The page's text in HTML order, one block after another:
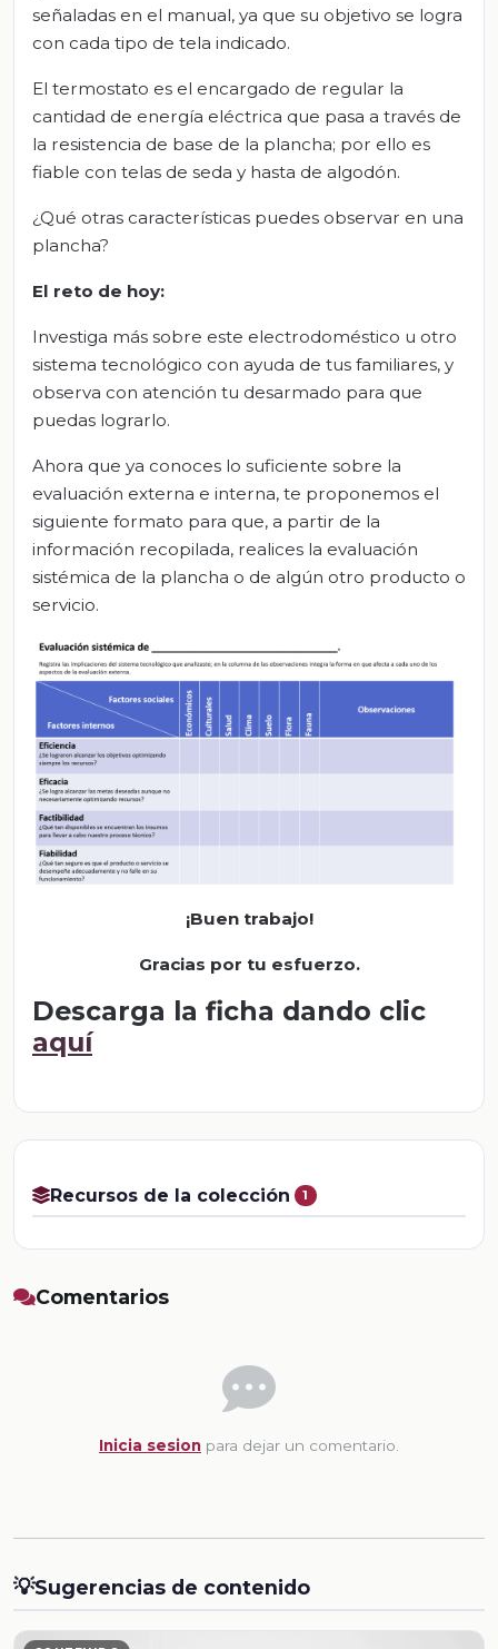
señaladas en el manual, ya que su objetivo se logra
con cada tipo de tela indicado.
El termostato es el encargado de regular la
cantidad de energía eléctrica que pasa a través de
la resistencia de base de la plancha; por ello es
fiable con telas de seda y hasta de algodón.
¿Qué otras características puedes observar en una
plancha?
El reto de hoy:
Investiga más sobre este electrodoméstico u otro
sistema tecnológico con ayuda de tus familiares, y
observa con atención tu desarmado para que
puedas lograrlo.
Ahora que ya conoces lo suficiente sobre la
evaluación externa e interna, te proponemos el
siguiente formato para que, a partir de la
información recopilada, realices la evaluación
sistémica de la plancha o de algún otro producto o
servicio.
¡Buen trabajo!
Gracias por tu esfuerzo.
Descarga la ficha dando clic
aquí
Recursos de la colección 1
Comentarios
Inicia sesion para dejar un comentario.
💡Sugerencias de contenido